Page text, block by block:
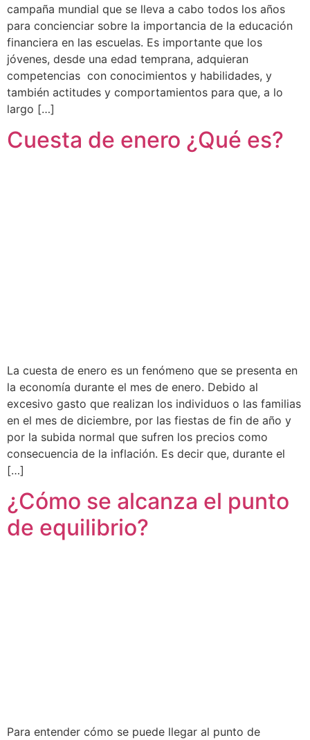
campaña mundial que se lleva a cabo todos los años
para concienciar sobre la importancia de la educación
financiera en las escuelas. Es importante que los
jóvenes, desde una edad temprana, adquieran
competencias con conocimientos y habilidades, y
también actitudes y comportamientos para que, a lo
largo […]
Cuesta de enero ¿Qué es?
La cuesta de enero es un fenómeno que se presenta en
la economía durante el mes de enero. Debido al
excesivo gasto que realizan los individuos o las familias
en el mes de diciembre, por las fiestas de fin de año y
por la subida normal que sufren los precios como
consecuencia de la inflación. Es decir que, durante el
[…]
¿Cómo se alcanza el punto
de equilibrio?
Para entender cómo se puede llegar al punto de